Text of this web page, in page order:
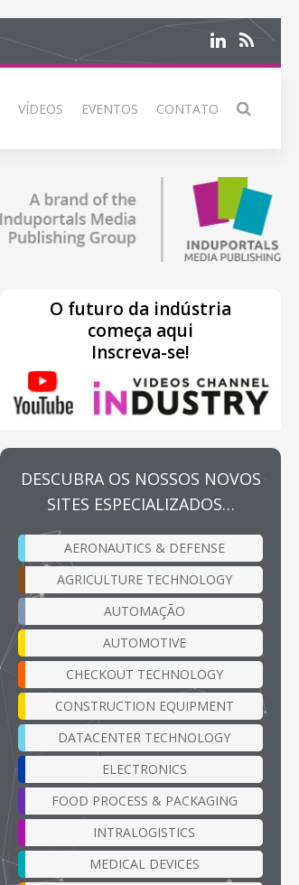
VÍDEOS EVENTOS CONTATO
O futuro da indústria
começa aqui
Inscreva-se!
DESCUBRA OS NOSSOS NOVOS
SITES ESPECIALIZADOS…
AERONAUTICS & DEFENSE
AGRICULTURE TECHNOLOGY
AUTOMAÇÃO
AUTOMOTIVE
CHECKOUT TECHNOLOGY
CONSTRUCTION EQUIPMENT
DATACENTER TECHNOLOGY
ELECTRONICS
FOOD PROCESS & PACKAGING
INTRALOGISTICS
MEDICAL DEVICES